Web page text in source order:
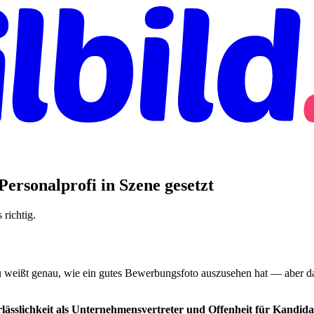
in Szene gesetzt
richtig.
genau, wie ein gutes Bewerbungsfoto auszusehen hat — aber
als Unternehmensvertreter und Offenheit für